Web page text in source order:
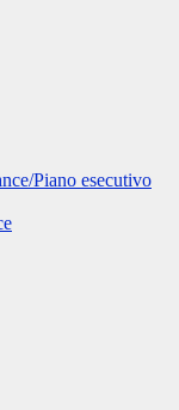
Piano esecutivo